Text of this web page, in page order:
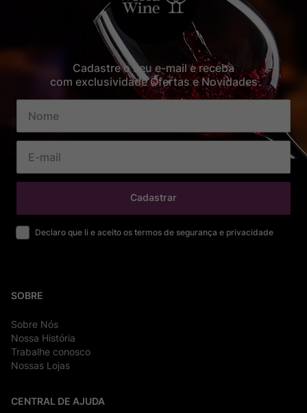
Cadastre o seu e-mail e receba
com exclusividade Ofertas e Novidades
Cadastrar
Declaro que li e aceito os termos de segurança e privacidade
SOBRE
Sobre Nós
Nossa História
Trabalhe conosco
Nossas Lojas
CENTRAL DE AJUDA